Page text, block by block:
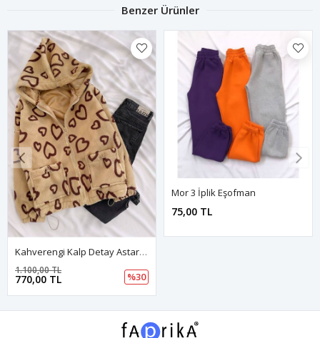
Benzer Ürünler
Kahverengi Kalp Detay Astarlı Peluş Ceket
770,00 TL
1.100,00 TL
%30
Mor 3 İplik Eşofman
75,00 TL